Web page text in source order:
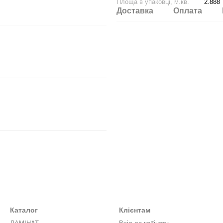
Площа в упаковці, м.кв.
2.888
Доставка Оплата
Каталог Клієнтам